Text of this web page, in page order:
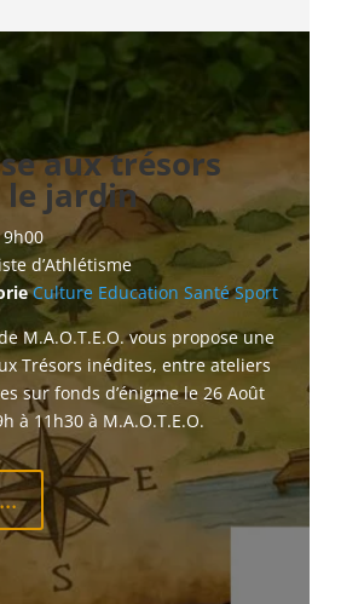
aux trésors
le jardin
9h00
d’Athlétisme
Culture Education Santé Sport
M.A.O.T.E.O. vous propose une
Trésors inédites, entre ateliers
sur fonds d’énigme le 26 Août
à 11h30 à M.A.O.T.E.O.